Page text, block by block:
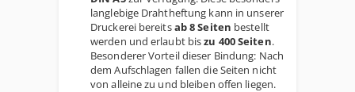
langlebige Drahtheftung kann in unserer
Druckerei bereitsab 8 Seiten bestellt
werden und erlaubt biszu 400 Seiten.
Besonderer Vorteil dieser Bindung: Nach
dem Aufschlagen fallen die Seiten nicht
von alleine zu und bleiben offen liegen.